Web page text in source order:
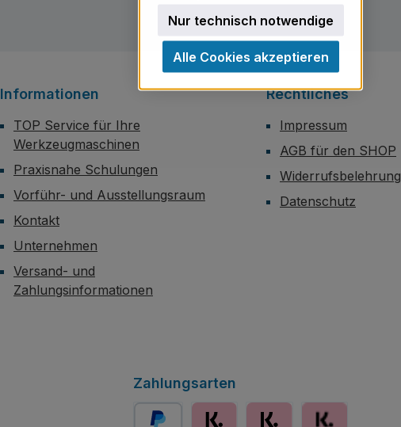
Informationen
TOP Service für Ihre
Werkzeugmaschinen
Praxisnahe Schulungen
Vorführ- und Ausstellungsraum
Kontakt
Unternehmen
Versand- und
Zahlungsinformationen
Rechtliches
Impressum
AGB für den SHOP
Widerrufsbelehrung
Datenschutz
Zahlungsarten
Nur technisch notwendige
Alle Cookies akzeptieren